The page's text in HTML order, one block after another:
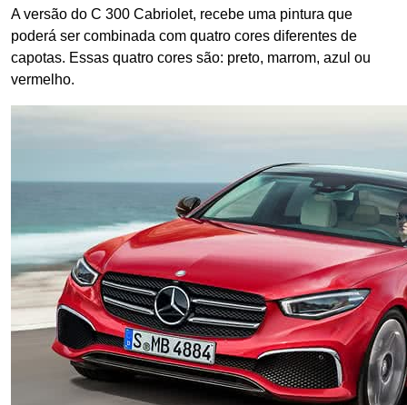
A versão do C 300 Cabriolet, recebe uma pintura que
poderá ser combinada com quatro cores diferentes de
capotas. Essas quatro cores são: preto, marrom, azul ou
vermelho.